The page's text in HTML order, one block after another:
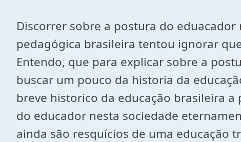
Discorrer sobre a postura do
pedagógica brasileira tentou ignorar
Entendo, que para explicar sobre a
buscar um pouco da historia da
breve historico da educação brasileira
do educador nesta sociedade
ainda são resquícios de uma educação